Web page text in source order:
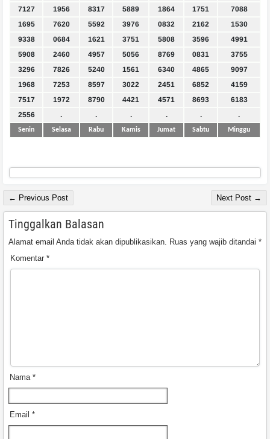
7127
1956 8317 5889 1864 1751
7088
1695
7620 5592 3976 0832 2162
1530
9338
0684 1621 3751 5808 3596
4991
5908
2460 4957 5056 8769 0831
3755
3296
7826 5240 1561 6340 4865
9097
1968
7253 8597 3022 2451 6852
4159
7517
1972 8790 4421 4571 8693
6183
2556
. . . . . .
Senin Selasa Rabu Kamis Jumat Sabtu Minggu
← Previous Post Next Post →
Tinggalkan Balasan
Alamat email Anda tidak akan dipublikasikan. Ruas yang wajib ditandai *
Komentar *
Nama *
Email *